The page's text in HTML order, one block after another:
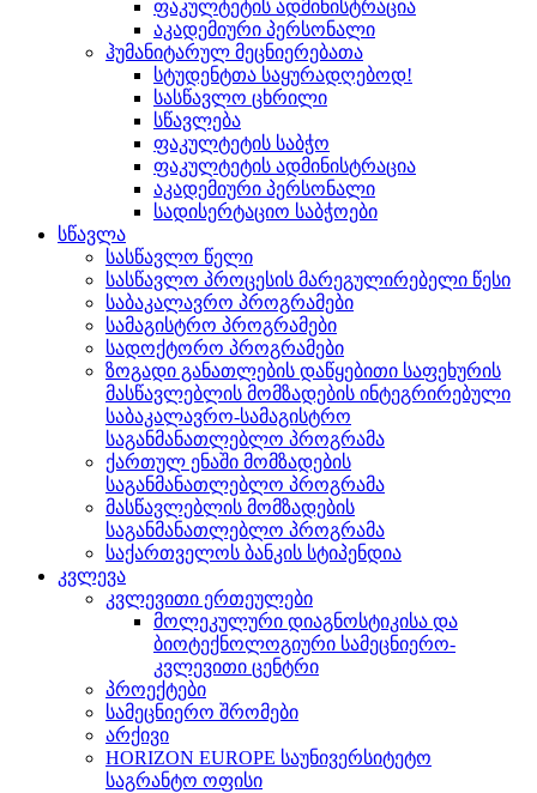
ფაკულტეტის ადმინისტრაცია
აკადემიური პერსონალი
ჰუმანიტარულ მეცნიერებათა
სტუდენტთა საყურადღებოდ!
სასწავლო ცხრილი
სწავლება
ფაკულტეტის საბჭო
ფაკულტეტის ადმინისტრაცია
აკადემიური პერსონალი
სადისერტაციო საბჭოები
სწავლა
სასწავლო წელი
სასწავლო პროცესის მარეგულირებელი წესი
საბაკალავრო პროგრამები
სამაგისტრო პროგრამები
სადოქტორო პროგრამები
ზოგადი განათლების დაწყებითი საფეხურის
მასწავლებლის მომზადების ინტეგრირებული
საბაკალავრო-სამაგისტრო
საგანმანათლებლო პროგრამა
ქართულ ენაში მომზადების
საგანმანათლებლო პროგრამა
მასწავლებლის მომზადების
საგანმანათლებლო პროგრამა
საქართველოს ბანკის სტიპენდია
კვლევა
კვლევითი ერთეულები
მოლეკულური დიაგნოსტიკისა და
ბიოტექნოლოგიური სამეცნიერო-
კვლევითი ცენტრი
პროექტები
სამეცნიერო შრომები
არქივი
HORIZON EUROPE საუნივერსიტეტო
საგრანტო ოფისი